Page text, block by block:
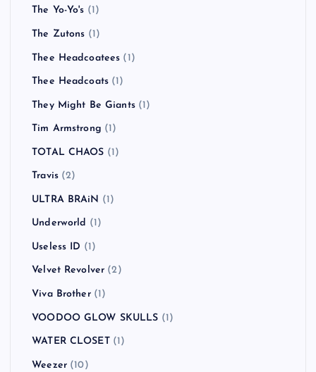
The Yo-Yo's (1)
The Zutons (1)
Thee Headcoatees (1)
Thee Headcoats (1)
They Might Be Giants(1)
Tim Armstrong (1)
TOTAL CHAOS (1)
Travis(2)
ULTRA BRAiN (1)
Underworld (1)
Useless ID (1)
Velvet Revolver (2)
Viva Brother(1)
VOODOO GLOW SKULLS (1)
WATER CLOSET(1)
Weezer(10)